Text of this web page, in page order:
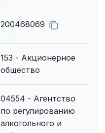
200468069
153 - Акционерное
общество
04554 - Агентство
по регулированию
алкогольного и